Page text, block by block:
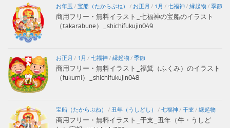
お年玉 / 宝船（たからぶね） / お正月 / 1月 / 七福神/ 縁起物/ 季節
商用フリー・無料イラスト_七福神の宝船のイラスト
（takarabune）_shichifukujin049
お正月 / 1月 / 七福神/ 縁起物/ 季節
商用フリー・無料イラスト_福箕（ふくみ）のイラスト
（fukumi）_shichifukujin048
宝船（たからぶね） / 丑年（うしどし） / 七福神/ 干支 / 縁起物
商用フリー・無料イラスト_干支_丑年（牛・うしど